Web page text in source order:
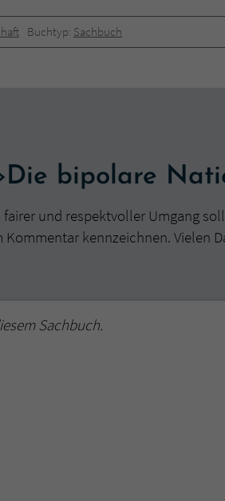
Buchtyp: Sachbuch
bipolare
fairer und respektvoller Umgang
kennzeichnen. Vielen
Sachbuch.